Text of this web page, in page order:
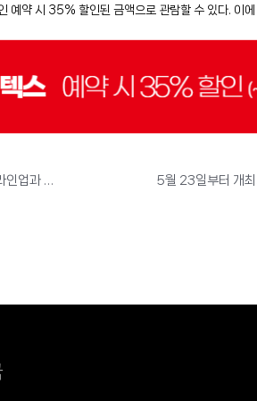
약 시 35% 할인된 금액으로 관람할 수 있다. 이
KZM OUTDOOR, ‘2025 고카프 킨텍스’ 참가 - 브랜드 최초 에어텐트 라인업과 다양한 신제품 선보인다